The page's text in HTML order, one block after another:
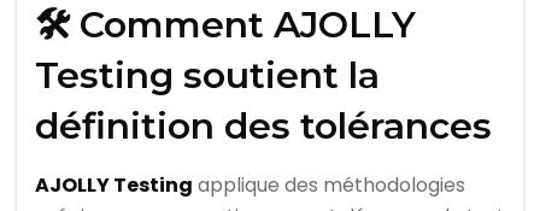
🛠️ Comment AJOLLY
Testing soutient la
définition des tolérances
AJOLLY Testing applique des méthodologies